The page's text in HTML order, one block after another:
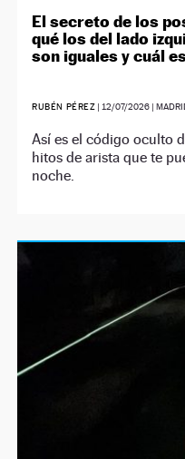
El secreto de los
qué los del lado
son iguales y cuál
RUBÉN PÉREZ | 12/07/2026 |
Así es el código oculto
hitos de arista que te
noche.